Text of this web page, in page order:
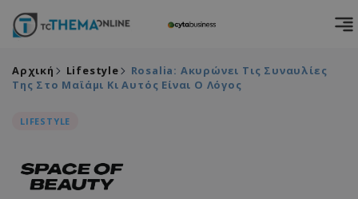
Αρχική Lifestyle
Rosalia: Ακυρώνει Τις Συναυλίες
Της Στο Μαϊάμι Κι Αυτός Είναι Ο Λόγος
LIFESTYLE